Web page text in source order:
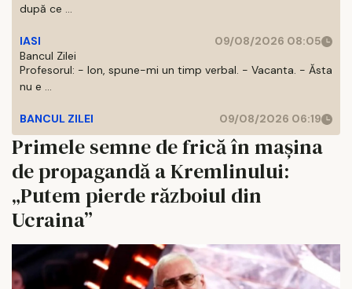
după ce ...
IASI
09/08/2026 08:05
Bancul Zilei
Profesorul: - Ion, spune-mi un timp verbal. - Vacanta. - Ăsta
nu e ...
BANCUL ZILEI 09/08/2026 06:19
Primele semne de frică în mașina
de propagandă a Kremlinului:
„Putem pierde războiul din
Ucraina”